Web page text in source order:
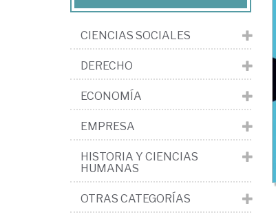
CIENCIAS SOCIALES
DERECHO
ECONOMÍA
EMPRESA
HISTORIA Y CIENCIAS
HUMANAS
OTRAS CATEGORÍAS